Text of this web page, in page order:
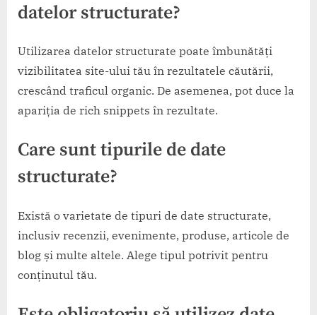
datelor structurate?
Utilizarea datelor structurate poate îmbunătăți
vizibilitatea site-ului tău în rezultatele căutării,
crescând traficul organic. De asemenea, pot duce la
apariția de rich snippets în rezultate.
Care sunt tipurile de date
structurate?
Există o varietate de tipuri de date structurate,
inclusiv recenzii, evenimente, produse, articole de
blog și multe altele. Alege tipul potrivit pentru
conținutul tău.